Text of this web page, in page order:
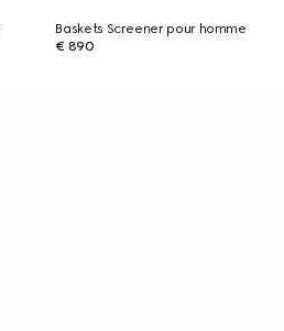
Baskets Screener pour homme
€ 890